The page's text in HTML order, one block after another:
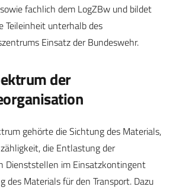
fachlich dem LogZBw und bildet
Teileinheit unterhalb des
Einsatz der Bundeswehr.
der
gehörte die Sichtung des Materials,
die Entlastung der
Dienststellen im Einsatzkontingent
des Materials für den Transport. Dazu